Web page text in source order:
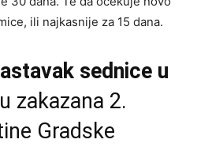
ili najkasnije za 15 dana.
sednice u
zakazana 2.
Gradske